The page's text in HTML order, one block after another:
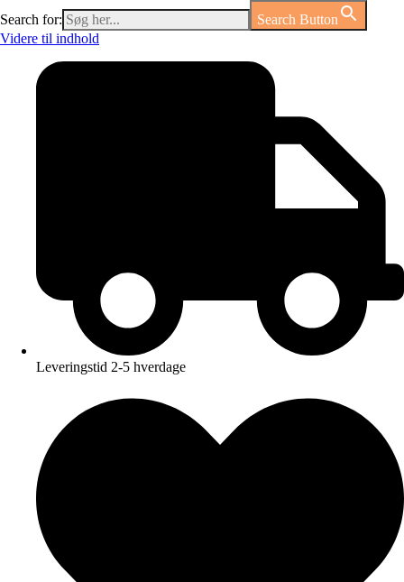
Search for:
Search Button
Videre til indhold
Leveringstid 2-5 hverdage